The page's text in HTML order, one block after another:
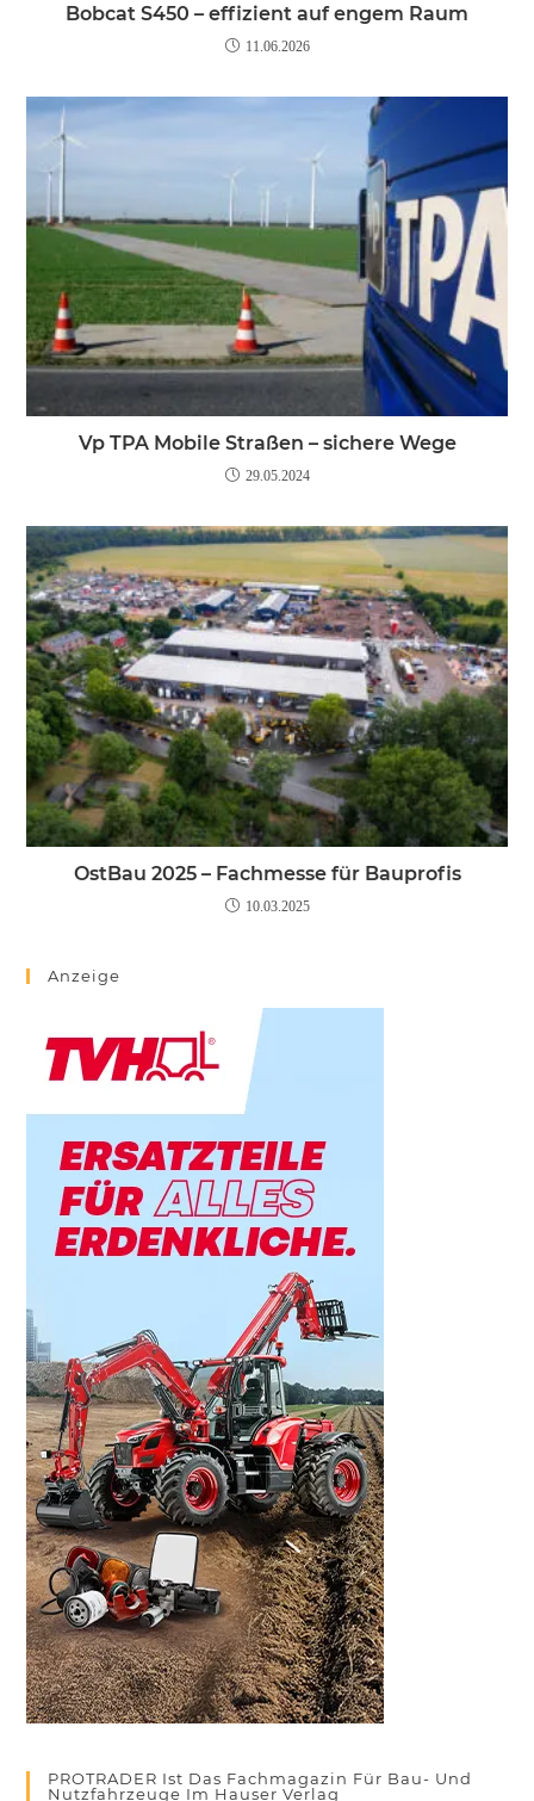
Bobcat S450 – effizient auf engem Raum
11.06.2026
Vp TPA Mobile Straßen – sichere Wege
29.05.2024
OstBau 2025 – Fachmesse für Bauprofis
10.03.2025
Anzeige
PROTRADER Ist Das Fachmagazin Für Bau- Und
Nutzfahrzeuge Im Hauser Verlag